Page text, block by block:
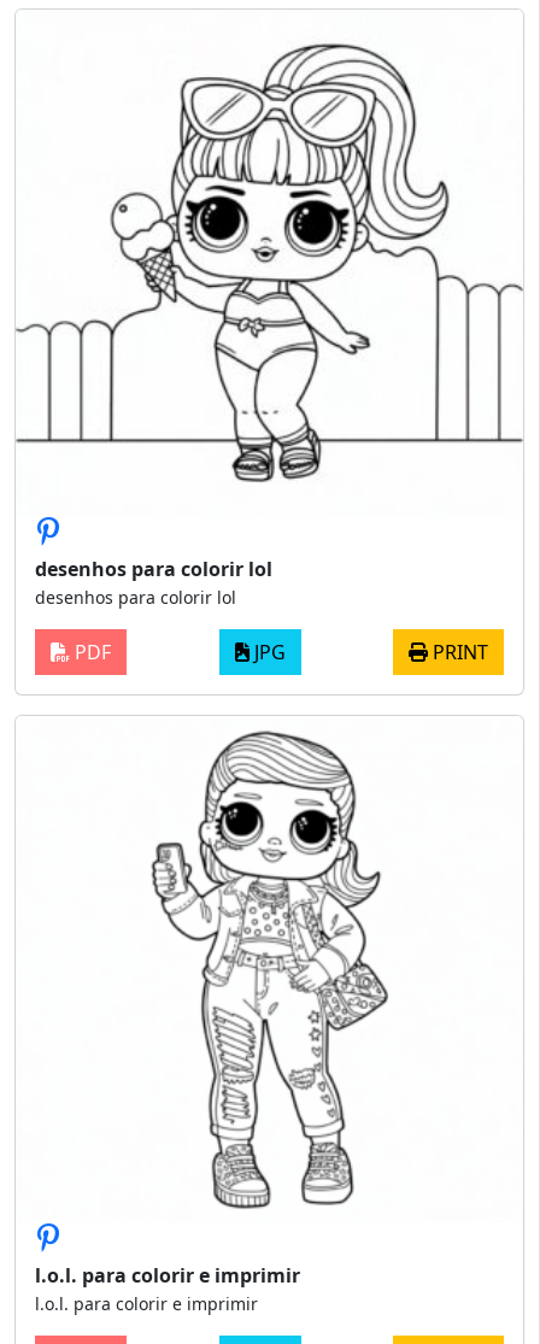
desenhos para colorir lol
desenhos para colorir lol
PDF JPG PRINT
l.o.l. para colorir e imprimir
l.o.l. para colorir e imprimir